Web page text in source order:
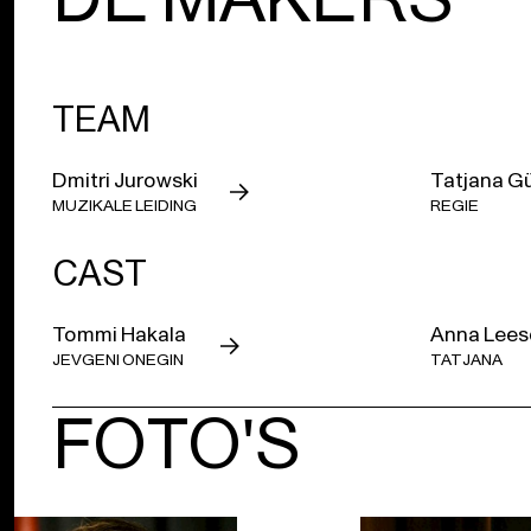
TEAM
Dmitri Jurowski
MUZIKALE LEIDING
Tatjana
REGIE
CAST
Tommi Hakala
JEVGENI ONEGIN
Anna
TATJANA
FOTO'S